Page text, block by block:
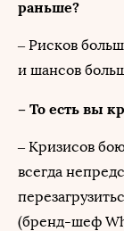
раньше?
– Рисков
и шансов
– То есть вы
– Кризисов
всегда
(бренд-шеф